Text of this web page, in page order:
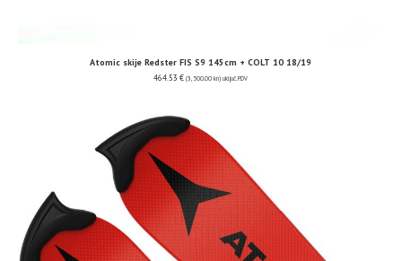
Atomic skije Redster FIS S9 145cm + COLT 10 18/19
464.53 € (3,500.00 kn) uključ. PDV